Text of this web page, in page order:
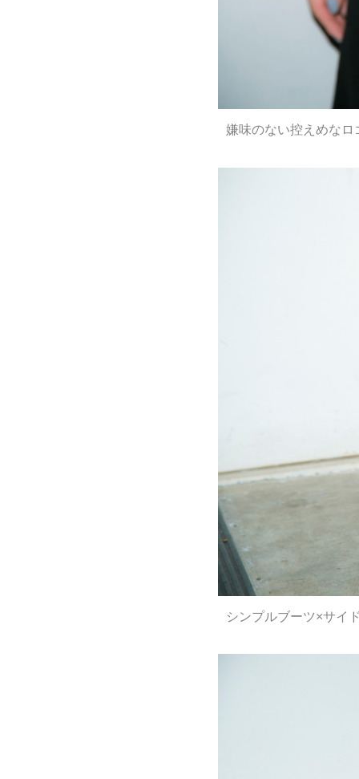
嫌味のない控えめな
シンプルブーツ×サイ